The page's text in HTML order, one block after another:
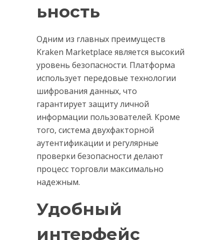
ьность
Одним из главных преимуществ
Kraken Marketplace является высокий
уровень безопасности. Платформа
использует передовые технологии
шифрования данных, что
гарантирует защиту личной
информации пользователей. Кроме
того, система двухфакторной
аутентификации и регулярные
проверки безопасности делают
процесс торговли максимально
надежным.
Удобный
интерфейс